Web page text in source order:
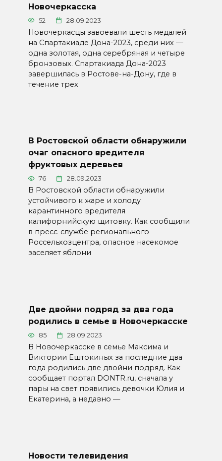
Новочеркасска
52 28.09.2023
Новочеркасцы завоевали шесть медалей
на Спартакиаде Дона-2023, среди них —
одна золотая, одна серебряная и четыре
бронзовых. Спартакиада Дона-2023
завершилась в Ростове-на-Дону, где в
течение трех
В Ростовской области обнаружили
очаг опасного вредителя
фруктовых деревьев
76 28.09.2023
В Ростовской области обнаружили
устойчивого к жаре и холоду
карантинного вредителя
калифорнийскую щитовку. Как сообщили
в пресс-службе регионального
Россельхозцентра, опасное насекомое
заселяет яблони
Две двойни подряд за два года
родились в семье в Новочеркасске
85 28.09.2023
В Новочеркасске в семье Максима и
Виктории Ештокиных за последние два
года родились две двойни подряд. Как
сообщает портал DONTR.ru, сначала у
пары на свет появились девочки Юлия и
Екатерина, а недавно —
Новости телевидения